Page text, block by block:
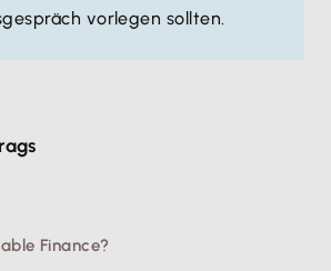
vorlegen sollten.
Finance?